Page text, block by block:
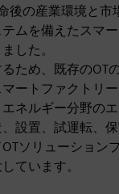
後の産業環境と市
ムを備えたスマ
した。
ため、既存のOT
ートファクトリ
ネルギー分野の
設置、試運転、
ソリューション
ています。